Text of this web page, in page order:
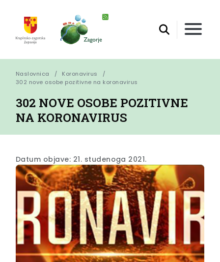
Naslovnica
Koronavirus
302 nove osobe pozitivne na koronavirus
302 NOVE OSOBE POZITIVNE
NA KORONAVIRUS
Datum objave: 21. studenoga 2021.